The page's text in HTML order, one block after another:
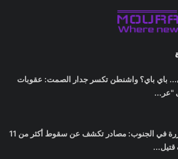
باي باي؟ واشنطن تكسر جدار الصمت: عقوبات
"عر...
مجزرة في الجنوب: مصادر تكشف عن سقوط أكثر من 11
قتيل...